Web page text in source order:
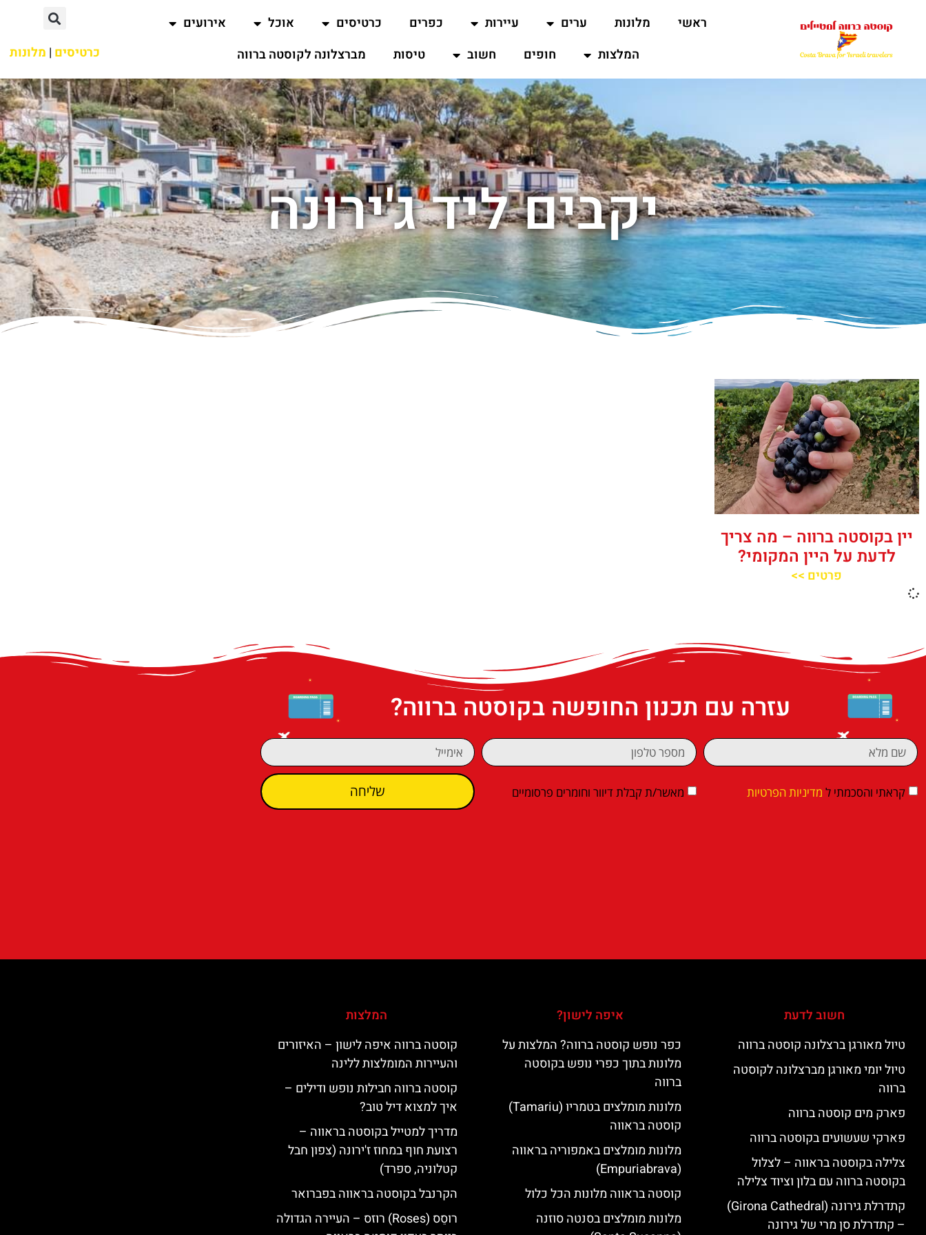
ראשי מלונות ערים עיירות כפרים כרטיסים אוכל
אירועים
המלצות
חופים חשוב טיסות מברצלונה לקוסטה ברווה כרטיסים | מלונות
יקבים ליד ג'ירונה
יין בקוסטה ברווה – מה צריך
לדעת על היין המקומי?
פרטים >>
עזרה עם תכנון החופשה בקוסטה ברווה?
קראתי והסכמתי ל מדיניות הפרטיות מאשר/ת קבלת דיוור וחומרים פרסומיים שליחה
חשוב לדעת
טיול מאורגן ברצלונה קוסטה ברווה
טיול יומי מאורגן מברצלונה לקוסטה
ברווה
פארק מים קוסטה ברווה
פארקי שעשועים בקוסטה ברווה
צלילה בקוסטה בראווה – לצלול
בקוסטה ברווה עם בלון וציוד צלילה
קתדרלת גירונה (Girona Cathedral)
– קתדרלת סן מרי של גירונה
איפה לישון?
כפר נופש קוסטה ברווה? המלצות על
מלונות בתוך כפרי נופש בקוסטה
ברווה
מלונות מומלצים בטמריו (Tamariu)
קוסטה בראווה
מלונות מומלצים באמפוריה בראווה
(Empuriabrava)
קוסטה בראווה מלונות הכל כלול
מלונות מומלצים בסנטה סוזנה
המלצות
קוסטה ברווה איפה לישון – האיזורים
והעיירות המומלצות ללינה
קוסטה ברווה חבילות נופש ודילים –
איך למצוא דיל טוב?
מדריך למטייל בקוסטה בראווה –
רצועת חוף במחוז ז'ירונה (צפון חבל
קטלוניה, ספרד)
הקרנבל בקוסטה בראווה בפברואר
רוסֵס (Roses) רוזס – העיירה הגדולה